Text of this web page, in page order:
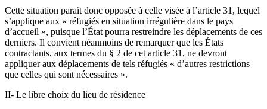
Cette situation paraît donc opposée à celle visée à l’article 31, lequel
s’applique aux « réfugiés en situation irrégulière dans le pays
d’accueil », puisque l’État pourra restreindre les déplacements de ces
derniers. Il convient néanmoins de remarquer que les États
contractants, aux termes du § 2 de cet article 31, ne devront
appliquer aux déplacements de tels réfugiés « d’autres restrictions
que celles qui sont nécessaires ».
II- Le libre choix du lieu de résidence